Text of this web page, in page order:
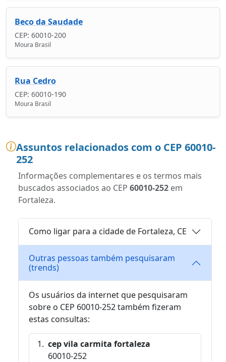
Beco da Saudade
CEP: 60010-200
Moura Brasil
Rua Cedro
CEP: 60010-190
Moura Brasil
Assuntos relacionados com o CEP 60010-
252
Informações complementares e os termos mais
buscados associados ao CEP 60010-252 em
Fortaleza.
Como ligar para a cidade de Fortaleza, CE
Outras pessoas também pesquisaram
(trends)
Os usuários da internet que pesquisaram
sobre o CEP 60010-252 também fizeram
estas consultas:
cep vila carmita fortaleza
60010-252